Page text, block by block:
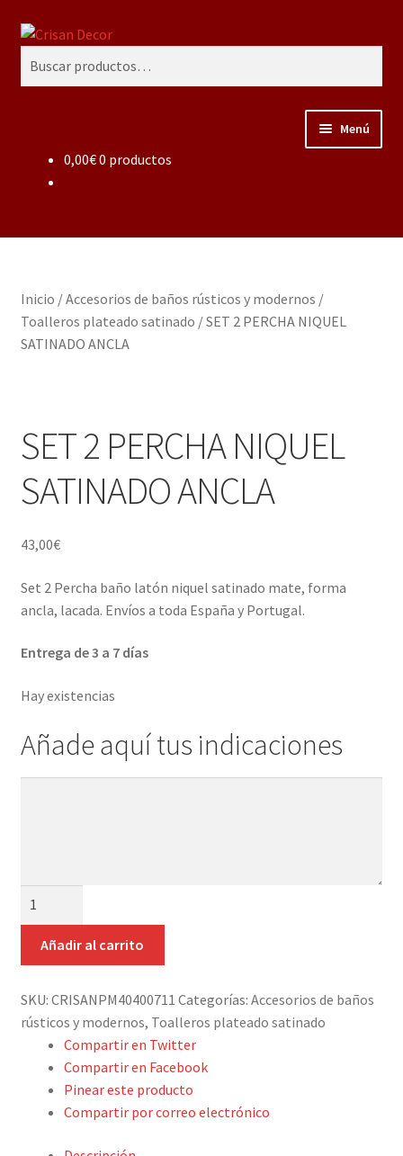
Ir
Ir
contenido
Buscar
Menú
Regalos infantiles, vajillas y canastillas bebé
Regalo personalizado, estuches copas grabadas, regalo
Accesorios de baños rústicos y modernos
Pigmentos Porcelana y Vidrio, Mediums, material pintura
porcelana
Regalo personal chico-chica
Contacto
0,00€0 productos
Inicio /Accesorios de baños rústicos y modernos /
Toalleros plateado satinado /SET 2 PERCHA NIQUEL
SATINADO ANCLA
SET 2 PERCHA NIQUEL
SATINADO ANCLA
43,00€
Set 2 Percha baño latón niquel satinado mate, forma
ancla, lacada. Envíos a toda España y Portugal.
Entrega de 3 a 7 días
Hay existencias
Añade aquí tus indicaciones
PERCHA
NIQUEL
ANCLA
cantidad
Añadir al carrito
SKU: CRISANPM40400711 Categorías: Accesorios de baños
rústicos y modernos, Toalleros plateado satinado
Compartir en Twitter
Compartir en Facebook
Pinear este producto
Compartir por correo electrónico